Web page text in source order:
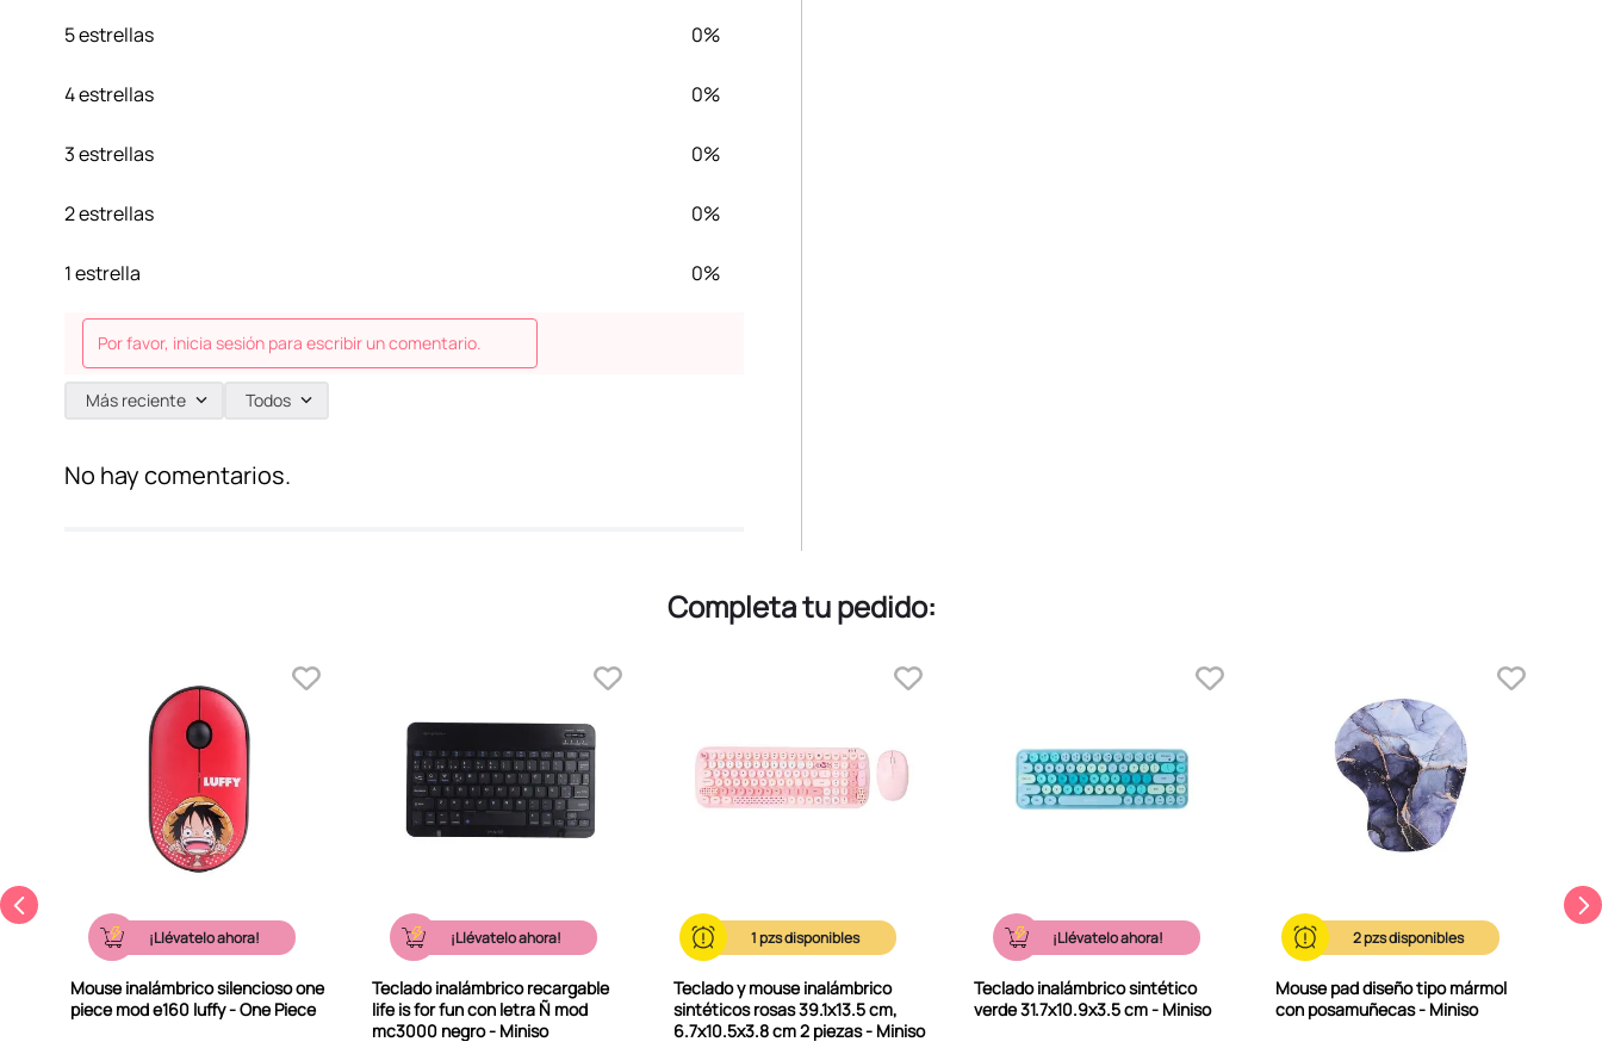
5 estrellas 0%
4 estrellas 0%
3 estrellas 0%
2 estrellas 0%
1 estrella 0%
Por favor, inicia sesión para escribir un comentario.
Más reciente Todos
No hay comentarios.
Completa tu pedido:
¡Llévatelo ahora!
Mouse inalámbrico silencioso one
piece mod e160 luffy - One Piece
¡Llévatelo ahora!
Teclado inalámbrico recargable
life is for fun con letra Ñ mod
mc3000 negro - Miniso
1
Teclado y mouse inalámbrico
sintéticos rosas 39.1x13.5 cm,
6.7x10.5x3.8 cm 2 piezas - Miniso
¡Llévatelo ahora!
Teclado inalámbrico sintético
verde 31.7x10.9x3.5 cm - Miniso
2
Mouse pad diseño tipo mármol
con posamuñecas - Miniso